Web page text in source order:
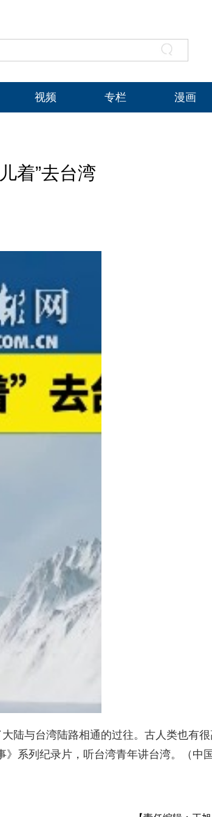
视频 专栏 漫画
着”去台湾
陆与台湾陆路相通的过往。古人类也有
系列纪录片，听台湾青年讲台湾。（中